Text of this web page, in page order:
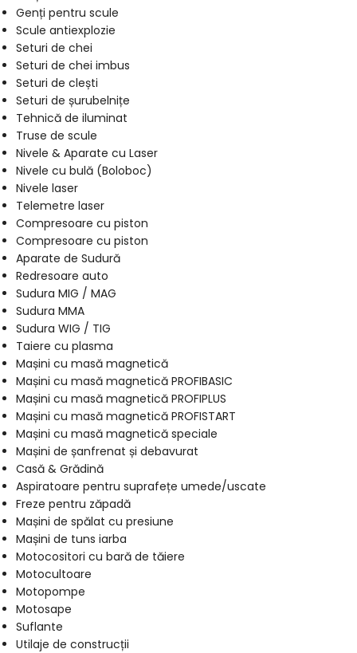
Genți pentru scule
Scule antiexplozie
Seturi de chei
Seturi de chei imbus
Seturi de clești
Seturi de șurubelnițe
Tehnică de iluminat
Truse de scule
Nivele & Aparate cu Laser
Nivele cu bulă (Boloboc)
Nivele laser
Telemetre laser
Compresoare cu piston
Compresoare cu piston
Aparate de Sudură
Redresoare auto
Sudura MIG / MAG
Sudura MMA
Sudura WIG / TIG
Taiere cu plasma
Mașini cu masă magnetică
Mașini cu masă magnetică PROFIBASIC
Mașini cu masă magnetică PROFIPLUS
Mașini cu masă magnetică PROFISTART
Mașini cu masă magnetică speciale
Mașini de șanfrenat și debavurat
Casă & Grădină
Aspiratoare pentru suprafețe umede/uscate
Freze pentru zăpadă
Mașini de spălat cu presiune
Mașini de tuns iarba
Motocositori cu bară de tăiere
Motocultoare
Motopompe
Motosape
Suflante
Utilaje de construcții